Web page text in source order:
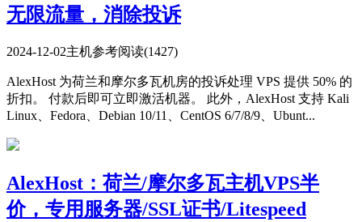
无限流量，消除投诉
2024-12-02主机参考阅读(1427)
AlexHost 为荷兰和摩尔多瓦机房的投诉处理 VPS 提供 50% 的
折扣。 付款后即可立即激活机器。 此外，AlexHost 支持 Kali
Linux、Fedora、Debian 10/11、CentOS 6/7/8/9、Ubunt...
AlexHost：荷兰/摩尔多瓦主机VPS半
价，专用服务器/SSL证书/Litespeed